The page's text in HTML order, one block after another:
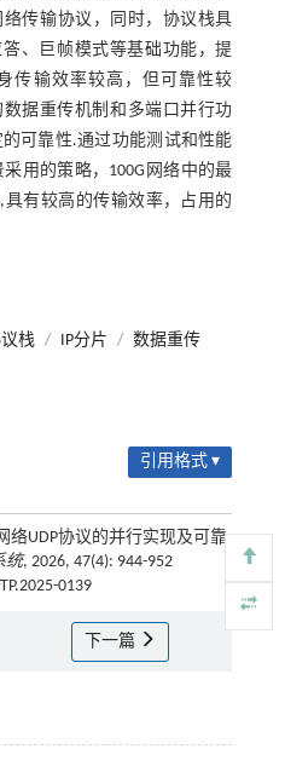
络传输协议，同时，协议栈具
答、巨帧模式等基础功能，提
传输效率较高，但可靠性较
据重传机制和多端口并行功
可靠性.通过功能测试和性能
用的策略，100G网络中的最
具有较高的传输效率，占用的
议栈 / IP分片 / 数据重传
引用格式 ▾
络UDP协议的并行实现及可靠
统, 2026, 47(4): 944-952
0139
下一篇